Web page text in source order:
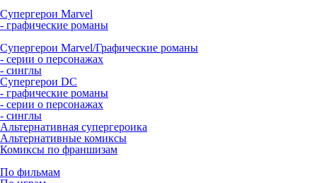
Супергерои Marvel
- графические романы
Супергерои Marvel/Графические романы
- серии о персонажах
- синглы
Супергерои DC
- графические романы
- серии о персонажах
- синглы
Альтернативная супергероика
Альтернативные комиксы
Комиксы по франшизам
По фильмам